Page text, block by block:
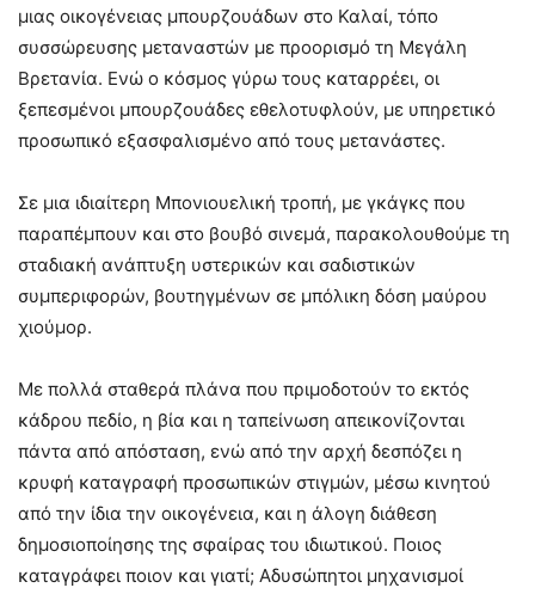
μιας οικογένειας μπουρζουάδων στο Καλαί, τόπο
συσσώρευσης μεταναστών με προορισμό τη Μεγάλη
Βρετανία. Ενώ ο κόσμος γύρω τους καταρρέει, οι
ξεπεσμένοι μπουρζουάδες εθελοτυφλούν, με υπηρετικό
προσωπικό εξασφαλισμένο από τους μετανάστες.
Σε μια ιδιαίτερη Μπονιουελική τροπή, με γκάγκς που
παραπέμπουν και στο βουβό σινεμά, παρακολουθούμε τη
σταδιακή ανάπτυξη υστερικών και σαδιστικών
συμπεριφορών, βουτηγμένων σε μπόλικη δόση μαύρου
χιούμορ.
Με πολλά σταθερά πλάνα που πριμοδοτούν το εκτός
κάδρου πεδίο, η βία και η ταπείνωση απεικονίζονται
πάντα από απόσταση, ενώ από την αρχή δεσπόζει η
κρυφή καταγραφή προσωπικών στιγμών, μέσω κινητού
από την ίδια την οικογένεια, και η άλογη διάθεση
δημοσιοποίησης της σφαίρας του ιδιωτικού. Ποιος
καταγράφει ποιον και γιατί; Αδυσώπητοι μηχανισμοί